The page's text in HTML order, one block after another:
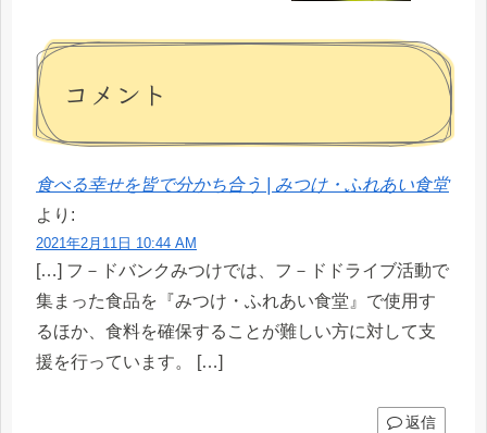
コメント
食べる幸せを皆で分かち合う | みつけ・ふれあい食堂
より:
2021年2月11日 10:44 AM
[…] フ－ドバンクみつけでは、フ－ドドライブ活動で
集まった食品を『みつけ・ふれあい食堂』で使用す
るほか、食料を確保することが難しい方に対して支
援を行っています。 […]
返信